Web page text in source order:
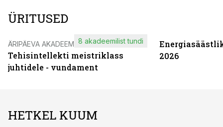
ÜRITUSED
ÄRIPÄEVA AKADEEMIA
Tehisintellekti meistriklass
juhtidele - vundament
8 akadeemilist tundi
2026
HETKEL KUUM